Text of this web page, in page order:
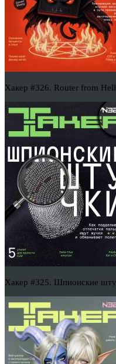
Хакер #326. Router from Hell
Хакер #325. Шпионские